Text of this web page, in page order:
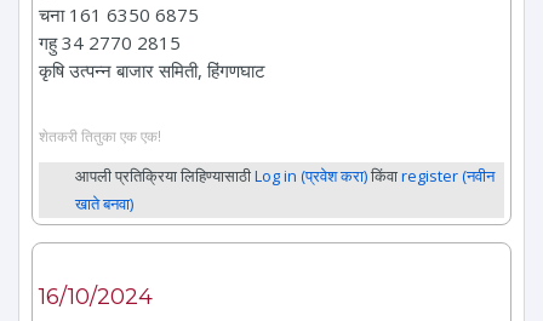
चना 161 6350 6875
गहु 34 2770 2815
कृषि उत्पन्न बाजार समिती, हिंगणघाट
शेतकरी तितुका एक एक!
आपली प्रतिक्रिया लिहिण्यासाठीLog in (प्रवेश करा)किंवाregister (नवीन
खाते बनवा)
16/10/2024